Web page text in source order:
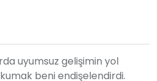
uyumsuz gelişimin yol
beni endişelendirdi.